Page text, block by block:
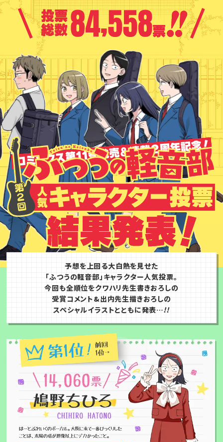
予想を上回る大白熱を見せた
「ふつうの軽音部」キャラクター人気投票。
今回も全順位をクワハリ先生書きおろしの
受賞コメント&出内先生描きおろしの
スペシャルイラストとともに発表…!!